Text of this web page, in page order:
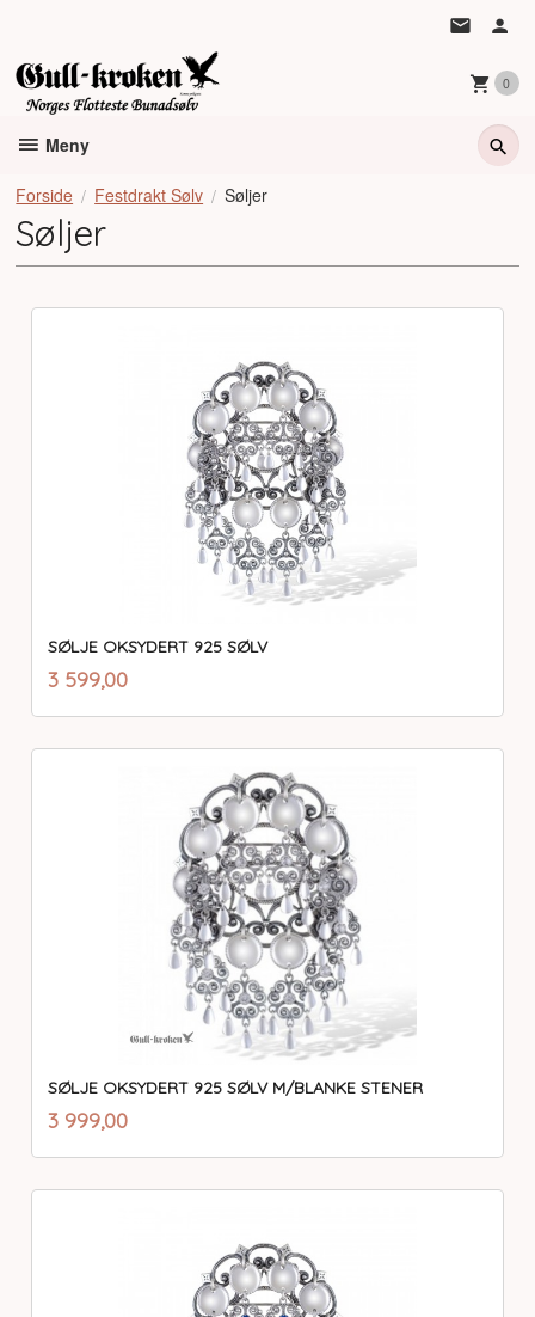
innholdet
0
Meny
Forside Festdrakt Sølv Søljer
Søljer
SØLJE OKSYDERT 925 SØLV
Pris
3 599,00mva.
SØLJE OKSYDERT 925 SØLV M/BLANKE STENER
Pris
3 999,00mva.